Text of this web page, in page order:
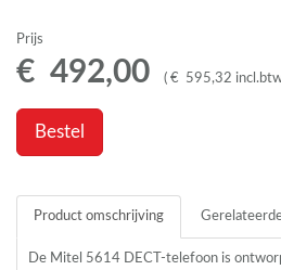
Prijs
€ 492,00 ( € 595,32
Bestel
Product omschrijving
De Mitel 5614 DECT -telefoon is